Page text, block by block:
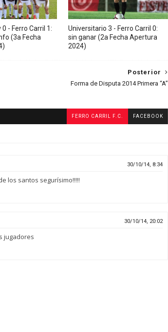
- Ferro Carril 1:
(3a Fecha
Universitario 3 - Ferro Carril 0:
sin ganar (2a Fecha Apertura
2024)
Posterior
Forma de Disputa 2014 Primera “A”
FERRO CARRIL F.C. FACEBOOK
30/10/14, 8:34
los santos segurísimo!!!!!
30/10/14, 20:02
jugadores